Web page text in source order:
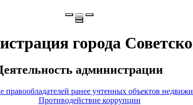
города
администрации
правообладателей ранее учтенных объектов
Противодействие коррупции